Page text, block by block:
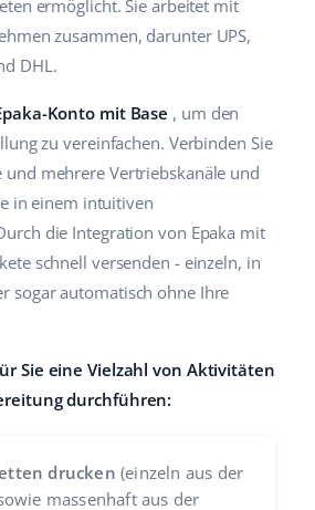
ermöglicht. Sie arbeitet mit
zusammen, darunter UPS,
DHL.
Konto mit Base , um den
zu vereinfachen. Verbinden Sie
und mehrere Vertriebskanäle und
in einem intuitiven
die Integration von Epaka mit
schnell versenden - einzeln, in
sogar automatisch ohne Ihre
Sie eine Vielzahl von Aktivitäten
durchführen:
drucken (einzeln aus der
massenhaft aus der